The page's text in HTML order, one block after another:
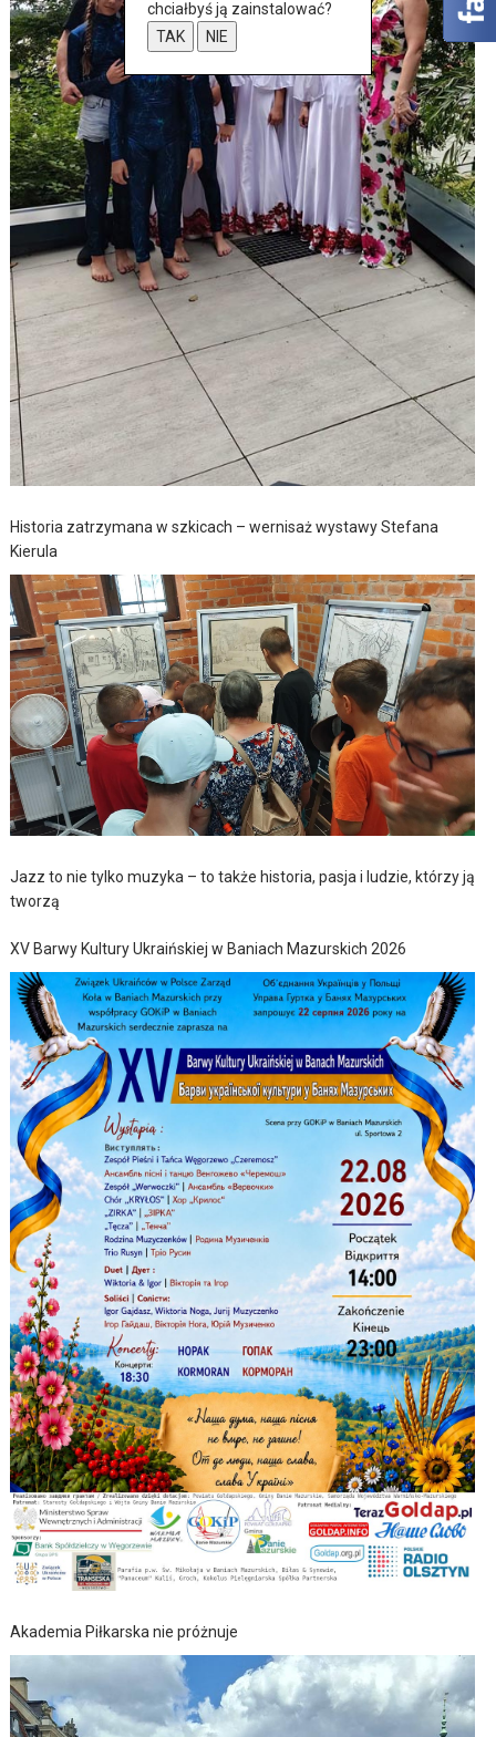
Historia zatrzymana w szkicach – wernisaż wystawy Stefana
Kierula
Jazz to nie tylko muzyka – to także historia, pasja i ludzie, którzy ją
tworzą
XV Barwy Kultury Ukraińskiej w Baniach Mazurskich 2026
Akademia Piłkarska nie próżnuje
chciałbyś ją zainstalować?
TAK
NIE